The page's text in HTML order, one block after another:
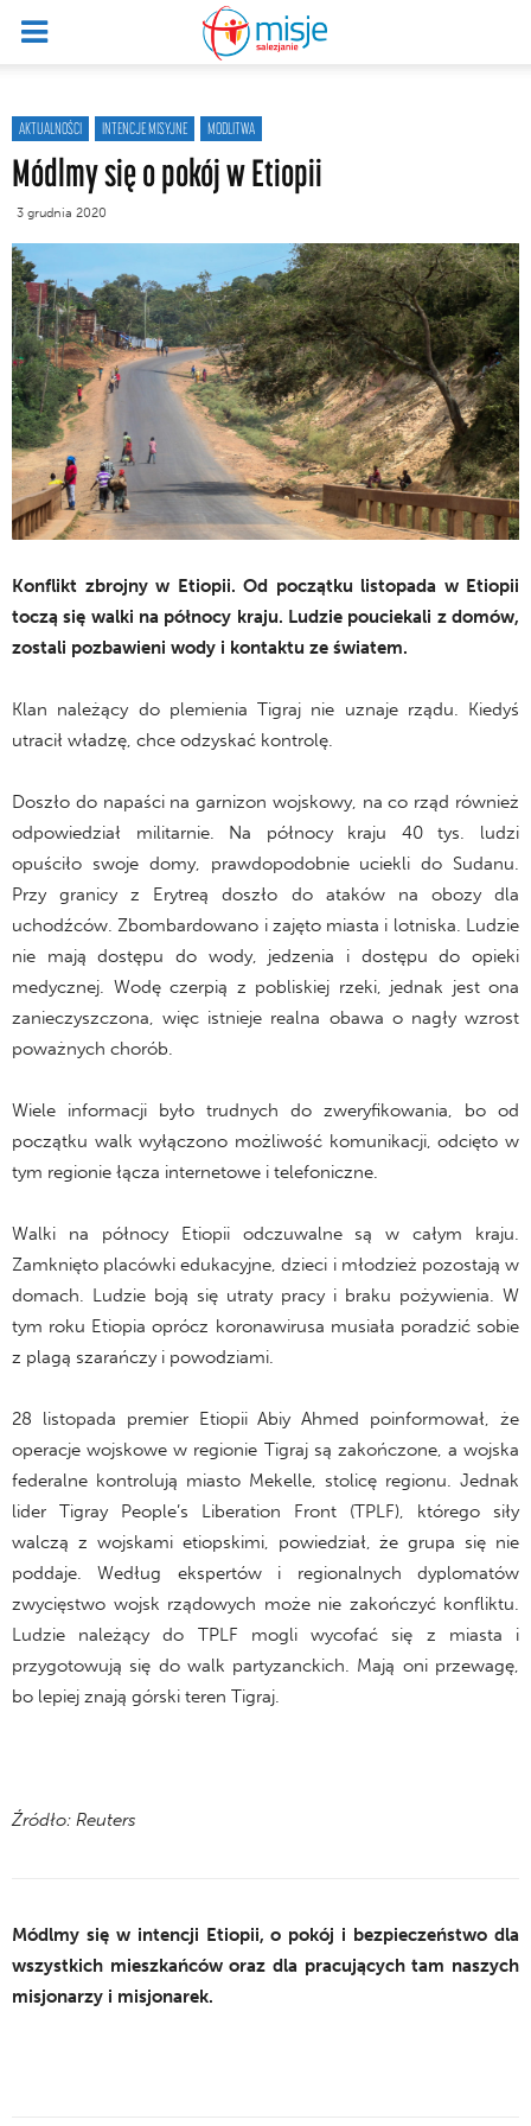
AKTUALNOŚCI INTENCJE MISYJNE MODLITWA
Módlmy się o pokój w Etiopii
3 grudnia 2020
Konflikt zbrojny w Etiopii. Od początku listopada w Etiopii
toczą się walki na północy kraju. Ludzie pouciekali z domów,
zostali pozbawieni wody i kontaktu ze światem.
Klan należący do plemienia Tigraj nie uznaje rządu. Kiedyś
utracił władzę, chce odzyskać kontrolę.
Doszło do napaści na garnizon wojskowy, na co rząd również
odpowiedział militarnie. Na północy kraju 40 tys. ludzi
opuściło swoje domy, prawdopodobnie uciekli do Sudanu.
Przy granicy z Erytreą doszło do ataków na obozy dla
uchodźców. Zbombardowano i zajęto miasta i lotniska. Ludzie
nie mają dostępu do wody, jedzenia i dostępu do opieki
medycznej. Wodę czerpią z pobliskiej rzeki, jednak jest ona
zanieczyszczona, więc istnieje realna obawa o nagły wzrost
poważnych chorób.
Wiele informacji było trudnych do zweryfikowania, bo od
początku walk wyłączono możliwość komunikacji, odcięto w
tym regionie łącza internetowe i telefoniczne.
Walki na północy Etiopii odczuwalne są w całym kraju.
Zamknięto placówki edukacyjne, dzieci i młodzież pozostają w
domach. Ludzie boją się utraty pracy i braku pożywienia. W
tym roku Etiopia oprócz koronawirusa musiała poradzić sobie
z plagą szarańczy i powodziami.
28 listopada premier Etiopii Abiy Ahmed poinformował, że
operacje wojskowe w regionie Tigraj są zakończone, a wojska
federalne kontrolują miasto Mekelle, stolicę regionu. Jednak
lider Tigray People’s Liberation Front (TPLF), którego siły
walczą z wojskami etiopskimi, powiedział, że grupa się nie
poddaje. Według ekspertów i regionalnych dyplomatów
zwycięstwo wojsk rządowych może nie zakończyć konfliktu.
Ludzie należący do TPLF mogli wycofać się z miasta i
przygotowują się do walk partyzanckich. Mają oni przewagę,
bo lepiej znają górski teren Tigraj.
Źródło: Reuters
Módlmy się w intencji Etiopii, o pokój i bezpieczeństwo dla
wszystkich mieszkańców oraz dla pracujących tam naszych
misjonarzy i misjonarek.